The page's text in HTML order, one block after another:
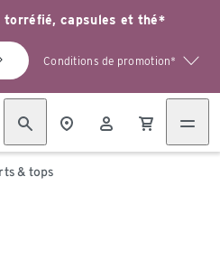
capsules et thé*
Conditions de promotion*
& tops